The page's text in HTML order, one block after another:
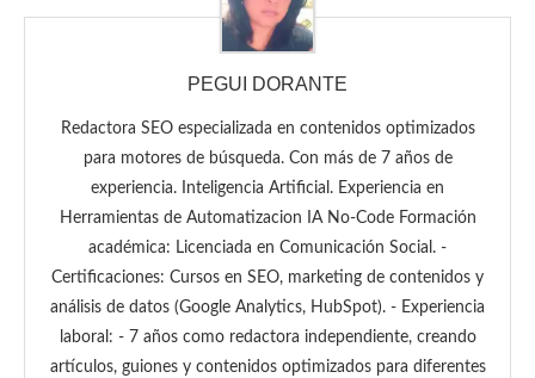
PEGUI DORANTE
Redactora SEO especializada en contenidos optimizados
para motores de búsqueda. Con más de 7 años de
experiencia. Inteligencia Artificial. Experiencia en
Herramientas de Automatizacion IA No-Code Formación
académica: Licenciada en Comunicación Social. -
Certificaciones: Cursos en SEO, marketing de contenidos y
análisis de datos (Google Analytics, HubSpot). - Experiencia
laboral: - 7 años como redactora independiente, creando
artículos, guiones y contenidos optimizados para diferentes